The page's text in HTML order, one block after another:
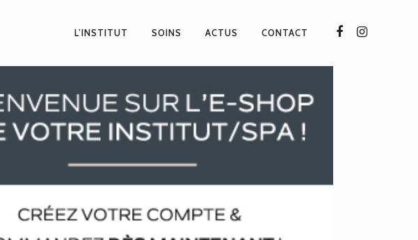
L’INSTITUT SOINS ACTUS CONTACT